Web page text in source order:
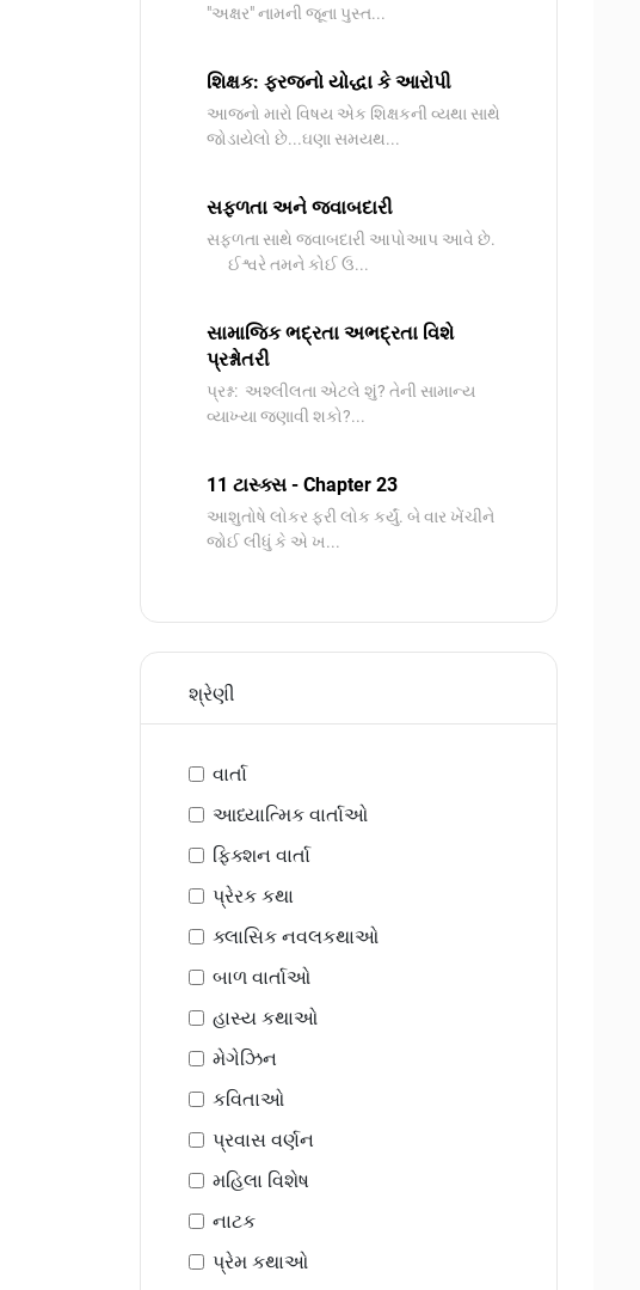
"અક્ષર" નામની જૂના પુસ્ત...
શિક્ષક: ફરજનો યોદ્ધા કે આરોપી
આજનો મારો વિષય એક શિક્ષકની વ્યથા સાથે
જોડાયેલો છે...ઘણા સમયથ...
સફળતા અને જવાબદારી
સફળતા સાથે જવાબદારી આપોઆપ આવે છે.
ઈશ્વરે તમને કોઈ ઉ...
સામાજિક ભદ્રતા અભદ્રતા વિશે
પ્રશ્નોતરી
પ્રશ્ન: અશ્લીલતા એટલે શું? તેની સામાન્ય
વ્યાખ્યા જણાવી શકો?...
11 ટાસ્ક્સ - Chapter 23
આશુતોષે લોકર ફરી લોક કર્યું. બે વાર ખેંચીને
જોઈ લીધું કે એ ખ...
શ્રેણી
વાર્તા
આધ્યાત્મિક વાર્તાઓ
ફિક્શન વાર્તા
પ્રેરક કથા
ક્લાસિક નવલકથાઓ
બાળ વાર્તાઓ
હાસ્ય કથાઓ
મેગેઝિન
કવિતાઓ
પ્રવાસ વર્ણન
મહિલા વિશેષ
નાટક
પ્રેમ કથાઓ